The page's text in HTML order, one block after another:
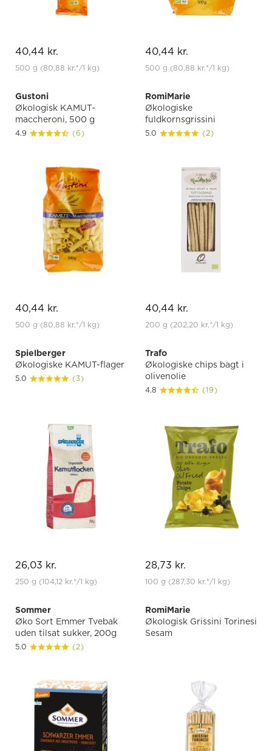
40,44 kr.
500 g (80,88 kr.*/1 kg)
40,44 kr.
500 g (80,88 kr.*/1 kg)
Gustoni
Økologisk KAMUT-
maccheroni, 500 g
4.9 (6)
40,44 kr.
500 g (80,88 kr.*/1 kg)
RomiMarie
Økologiske
fuldkornsgrissini
5.0 (2)
40,44 kr.
200 g (202,20 kr.*/1 kg)
Spielberger
Økologiske KAMUT-flager
5.0 (3)
26,03 kr.
250 g (104,12 kr.*/1 kg)
Trafo
Økologiske chips bagt i
olivenolie
4.8 (19)
28,73 kr.
100 g (287,30 kr.*/1 kg)
Sommer
Øko Sort Emmer Tvebak
uden tilsat sukker, 200g
5.0 (2)
RomiMarie
Økologisk Grissini Torinesi
Sesam